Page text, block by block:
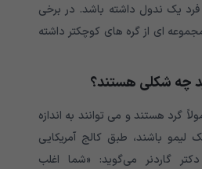
یک ندول داشته باشد. در برخی
ای از گره های کوچکتر داشته
چه شکلی هستند؟
گرد هستند و می توانند به اندازه
لیمو باشند، طبق کالج آمریکایی
دکتر گاردنر می‌گوید: «شما اغلب